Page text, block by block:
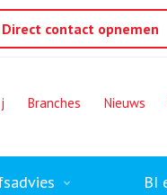
Direct contact opnemen
Branches Nieuws
BI